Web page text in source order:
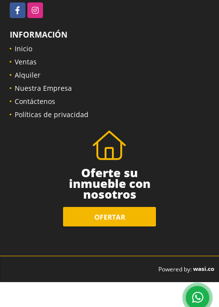
FacebookInstagram
INFORMACIÓN
Inicio
Ventas
Alquiler
Nuestra Empresa
Contáctenos
Políticas de privacidad
Oferte su
inmueble con
nosotros
OFERTAR
Powered by:wasi.co